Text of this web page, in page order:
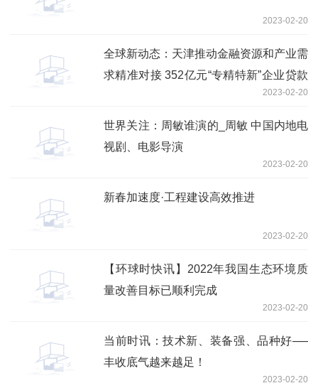
2023-02-20
全球新动态：天津推动金融资源和产业需
求精准对接 352亿元“专精特新”企业贷款
2023-02-20
世界关注：周敏谁演的_周敏 中国内地电
视剧、电影导演
2023-02-20
新春加速度·工程建设高效推进
2023-02-20
【环球时快讯】2022年我国生态环境质
量改善目标已顺利完成
2023-02-20
当前时讯：技术新、装备强、品种好──
丰收底气越来越足！
2023-02-20